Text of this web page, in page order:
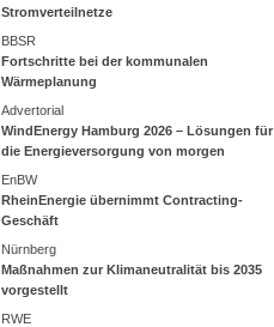
Stromverteilnetze
BBSR
Fortschritte bei der kommunalen
Wärmeplanung
Advertorial
WindEnergy Hamburg 2026 – Lösungen für
die Energieversorgung von morgen
EnBW
RheinEnergie übernimmt Contracting-
Geschäft
Nürnberg
Maßnahmen zur Klimaneutralität bis 2035
vorgestellt
RWE